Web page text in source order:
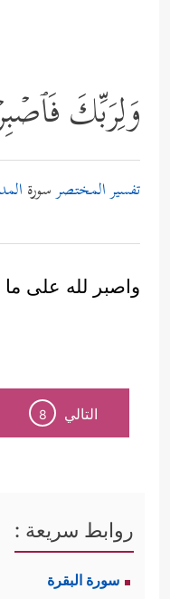
وَلِرَبِّكَ
تفسير المختصرسورة
واصبر لله على ما
التالي 8
روابط سريعة :
سورة البقرة